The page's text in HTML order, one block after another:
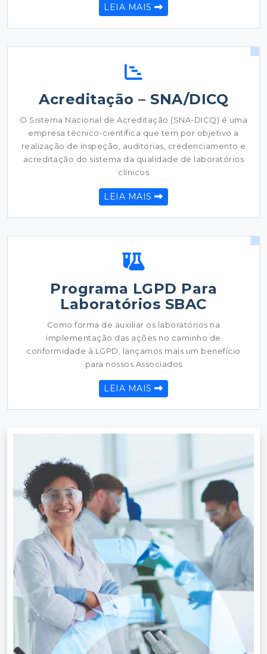
LEIA MAIS
Acreditação – SNA/DICQ
O Sistema Nacional de Acreditação (SNA-DICQ) é uma
empresa técnico-científica que tem por objetivo a
realização de inspeção, auditorias, credenciamento e
acreditação do sistema da qualidade de laboratórios
clínicos
LEIA MAIS
Programa LGPD Para
Laboratórios SBAC
Como forma de auxiliar os laboratórios na
implementação das ações no caminho de
conformidade à LGPD, lançamos mais um benefício
para nossos Associados
LEIA MAIS